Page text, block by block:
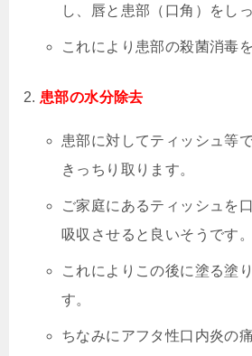
し、唇と患部（口角）をし
これにより患部の殺菌消毒
患部の水分除去
患部に対してティッシュ等
きっちり取ります。
ご家庭にあるティッシュを
吸収させると良いそうです。
これによりこの後に塗る塗
す。
ちなみにアフタ性口内炎の